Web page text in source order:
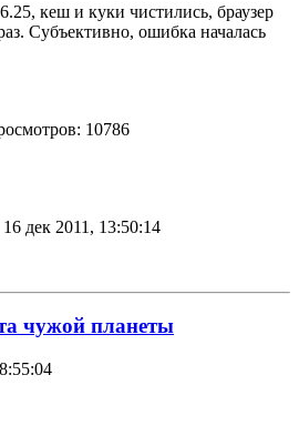
кеш и куки чистились, браузер
Субъективно, ошибка началась
10786
16 дек 2011, 13:50:14
чужой планеты